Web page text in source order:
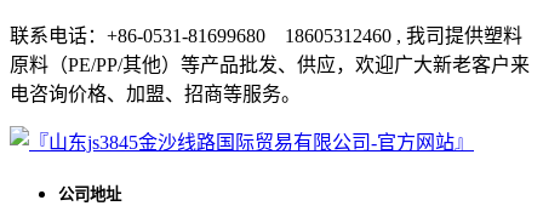
联系电话：+86-0531-81699680 18605312460 , 我司提供塑料
原料（PE/PP/其他）等产品批发、供应，欢迎广大新老客户来
电咨询价格、加盟、招商等服务。
公司地址